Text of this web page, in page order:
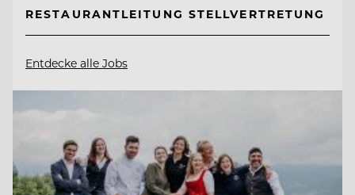
RESTAURANTLEITUNG STELLVERTRETUNG
Entdecke alle Jobs